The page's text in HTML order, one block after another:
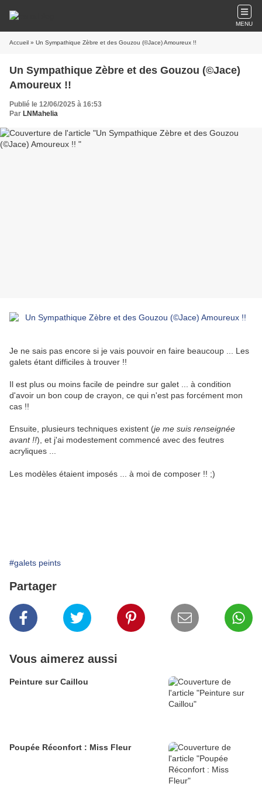
MENU
Accueil » Un Sympathique Zèbre et des Gouzou (©Jace) Amoureux !!
Un Sympathique Zèbre et des Gouzou (©Jace)
Amoureux !!
Publié le 12/06/2025 à 16:53
Par LNMahelia
Je ne sais pas encore si je vais pouvoir en faire beaucoup ... Les
galets étant difficiles à trouver !!
Il est plus ou moins facile de peindre sur galet ... à condition
d'avoir un bon coup de crayon, ce qui n'est pas forcément mon
cas !!
Ensuite, plusieurs techniques existent (je me suis renseignée
avant !!), et j'ai modestement commencé avec des feutres
acryliques ...
Les modèles étaient imposés ... à moi de composer !! ;)
#galets peints
Partager
Vous aimerez aussi
Peinture sur Caillou
Poupée Réconfort : Miss Fleur